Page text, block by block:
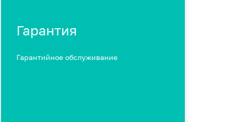
Гарантия
Гарантийное обслуживание